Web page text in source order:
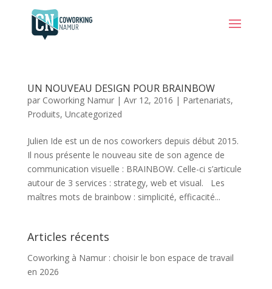
UN NOUVEAU DESIGN POUR BRAINBOW
par Coworking Namur| Avr 12, 2016 | Partenariats,
Produits, Uncategorized
Julien Ide est un de nos coworkers depuis début 2015.
Il nous présente le nouveau site de son agence de
communication visuelle : BRAINBOW. Celle-ci s’articule
autour de 3 services : strategy, web et visual. Les
maîtres mots de brainbow : simplicité, efficacité...
Articles récents
Coworking à Namur : choisir le bon espace de travail
en 2026